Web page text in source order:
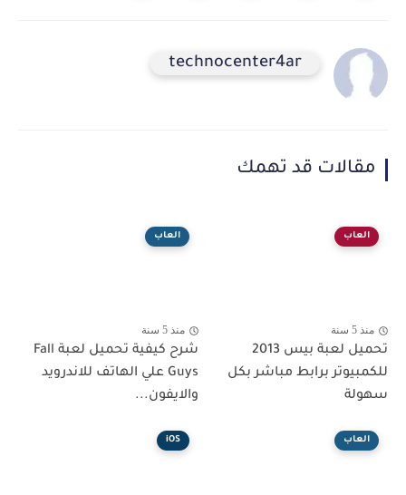
technocenter4ar
مقالات قد تهمك
العاب
منذ 5 سنة
تحميل لعبة بيس 2013
للكمبيوتر برابط مباشر بكل
سهولة
العاب
منذ 5 سنة
شرح كيفية تحميل لعبة Fall
Guys علي الهاتف للاندرويد
والايفون...
العاب iOS